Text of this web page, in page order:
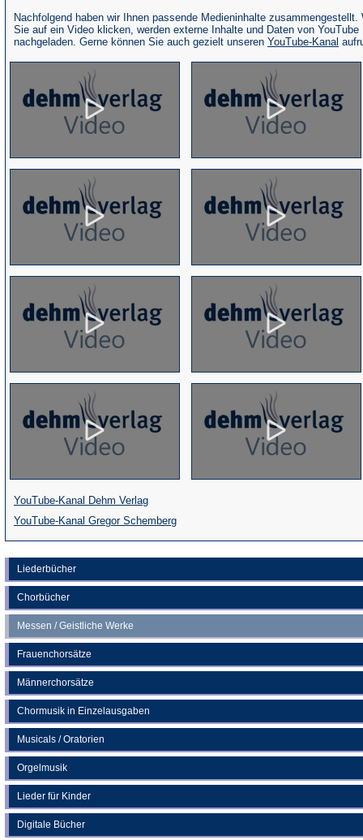
Liederbücher
Chorbücher
Messen / Geistliche Werke
Frauenchorsätze
Männerchorsätze
Chormusik in Einzelausgaben
Musicals / Oratorien
Orgelmusik
Lieder für Kinder
Digitale Bücher
Nachfolgend haben wir Ihnen passende Medieninhalte zusammengestellt.
Sie auf ein Video klicken, werden externe Inhalte und Daten von YouTube
nachgeladen. Gerne können Sie auch gezielt unseren YouTube-Kanal
YouTube-Kanal Dehm Verlag(Öffnet
in
einem
neuen
Tab)
YouTube-Kanal Gregor Schemberg(Öffnet
in
einem
neuen